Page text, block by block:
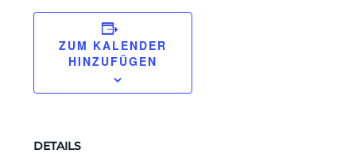
ZUM KALENDER
HINZUFÜGEN
DETAILS